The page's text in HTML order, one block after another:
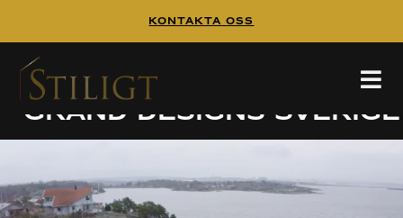
Kontakta Oss
Ett arkitektoniskt
mästerverk i Torslanda
– Grand Designs Sverige